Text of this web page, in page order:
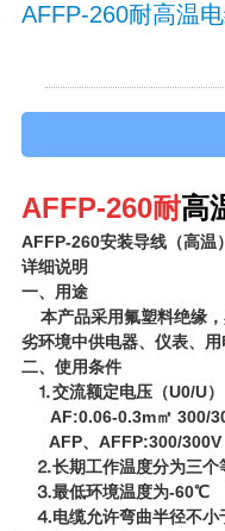
AFFP-260耐高温电
AFFP-260耐高
AFFP-260安装导线（高温
详细说明
一、用途
本产品采用氟塑料绝缘，
劣环境中供电器、仪表、用
二、使用条件
⒈交流额定电压（U0/U）
AF:0.06-0.3m㎡ 300/
AFP、AFFP:300/300V
⒉长期工作温度分为三
⒊最低环境温度为-60℃
⒋电缆允许弯曲半径不小